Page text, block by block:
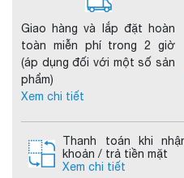
Giao hàng và lắp đặt hoàn
toàn miễn phí trong 2 giờ
(áp dụng đối với một số sản
phẩm)
Xem chi tiết
Thanh toán khi
khoản / trả tiền mặt
Xem chi tiết